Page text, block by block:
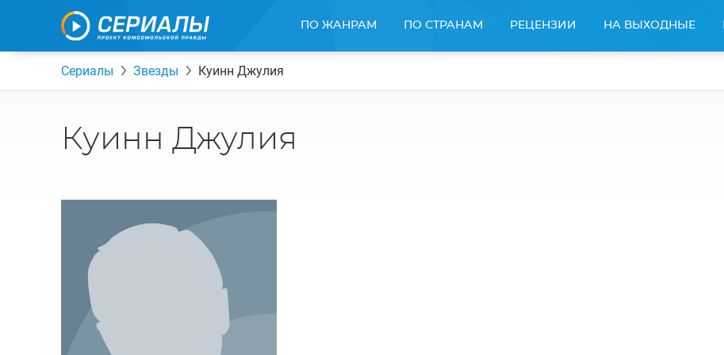
ПО ЖАНРАМ ПО СТРАНАМ РЕЦЕНЗИИ НА ВЫХОДНЫЕ
Сериалы Звезды Куинн Джулия
Куинн Джулия